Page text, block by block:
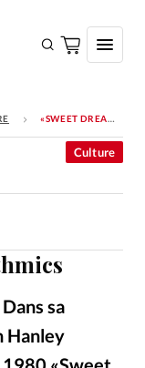
«SWEET DREAMS», EURYTHMICS
sa
Hanley
Culture